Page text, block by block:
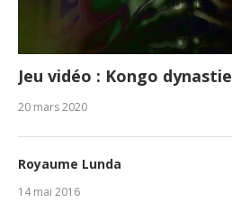
Jeu vidéo : Kongo dynastie
20 mars 2020
Royaume Lunda
14 mai 2016